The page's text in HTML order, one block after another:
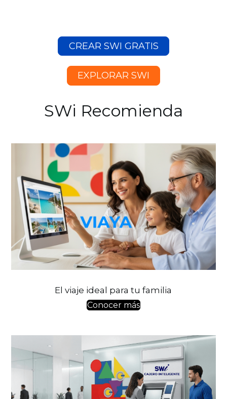
CREAR SWI GRATIS
EXPLORAR SWI
SWi Recomienda
El viaje ideal para tu familia
Conocer más